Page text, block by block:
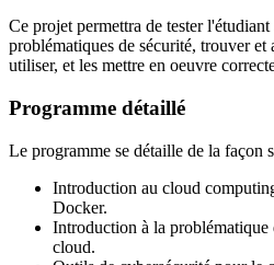
Ce projet permettra de tester
problématiques de sécurité, trouver et
utiliser, et les mettre en oeuvre
Programme détaillé
Le programme se détaille de la façon
Introduction au cloud
Docker.
Introduction à la problématique
cloud.